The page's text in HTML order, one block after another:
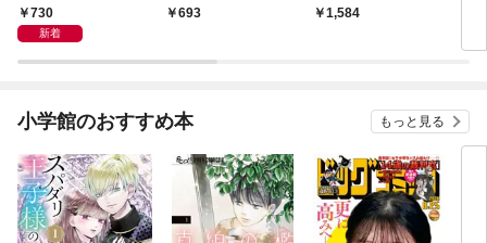
730
新着
022年版
693
トガイド
1,584
小学館のおすすめ本 もっと見る